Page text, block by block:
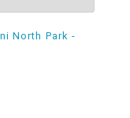
North Park -